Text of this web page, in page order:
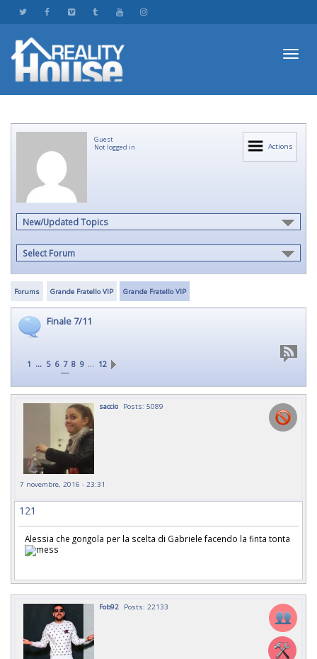
Actions
Guest
Not logged in
New/Updated Topics
Select Forum
Forums Grande Fratello VIP Grande Fratello VIP
Finale 7/11
1 ... 5 6 7 8 9 … 12
saccio Posts: 5089
7 novembre, 2016 - 23:31
121
Alessia che gongola per la scelta di Gabriele facendo la finta tonta
Fob92 Posts: 22133